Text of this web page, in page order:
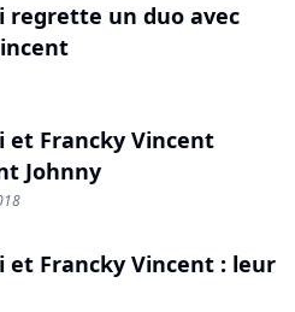
regrette un duo avec
et Francky Vincent
Johnny
et Francky Vincent : leur